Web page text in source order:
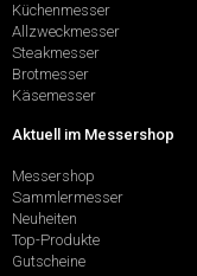
Küchenmesser
Allzweckmesser
Steakmesser
Brotmesser
Käsemesser
Aktuell im Messershop
Messershop
Sammlermesser
Neuheiten
Top-Produkte
Gutscheine